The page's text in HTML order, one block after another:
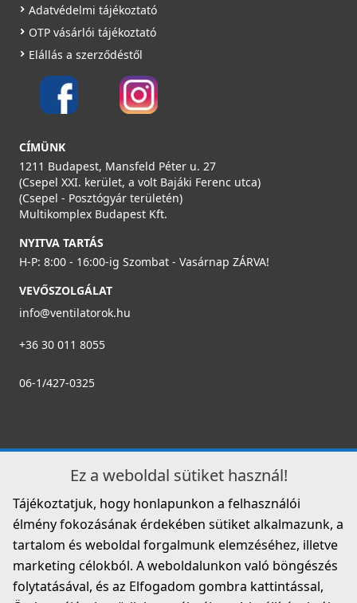
Adatvédelmi tájékoztató
OTP vásárlói tájékoztató
Elállás a szerződéstől
CÍMÜNK
1211 Budapest, Mansfeld Péter u. 27
(Csepel XXI. kerület, a volt Bajáki Ferenc utca)
(Csepel - Posztógyár területén)
Multikomplex Budapest Kft.
NYITVA TARTÁS
H-P: 8:00 - 16:00-ig Szombat - Vasárnap ZÁRVA!
VEVŐSZOLGÁLAT
info@ventilatorok.hu
+36 30 011 8055
06-1/427-0325
Ez a weboldal sütiket használ!
Tájékoztatjuk, hogy honlapunkon a felhasználói
élmény fokozásának érdekében sütiket alkalmazunk, a
tartalom és weboldal forgalmunk elemzéséhez, illetve
marketing célokból. A weboldalunkon való böngészés
folytatásával, és az Elfogadom gombra kattintással,